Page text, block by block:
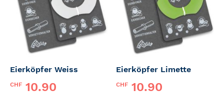
Eierköpfer Weiss
CHF 10.90
Eierköpfer Limette
CHF 10.90